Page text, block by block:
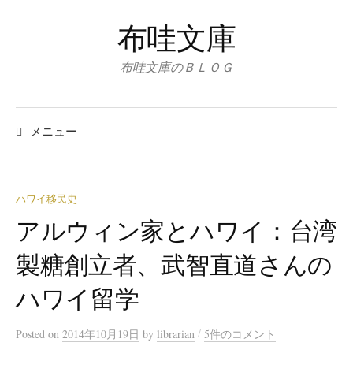
ス
キ
プ
布哇文庫
布哇文庫のＢＬＯＧ
メニュー
検
ハワイ移民史
アルウィン家とハワイ：台湾
製糖創立者、武智直道さんの
ハワイ留学
Posted on 2014年10月19日 by librarian / 5件のコメント